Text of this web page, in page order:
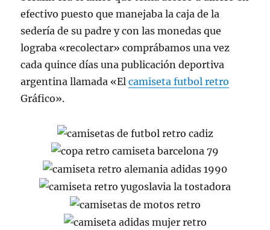
efectivo puesto que manejaba la caja de la
sedería de su padre y con las monedas que
lograba «recolectar» comprábamos una vez
cada quince días una publicación deportiva
argentina llamada «Elcamiseta futbol retro
Gráfico».